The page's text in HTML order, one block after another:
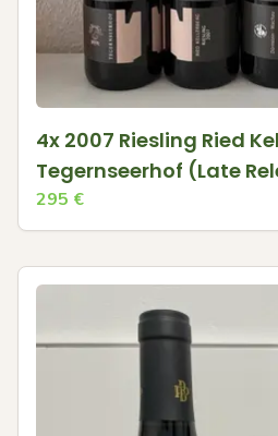
4x 2007 Riesling Ried
Tegernseerhof (Late
295 €